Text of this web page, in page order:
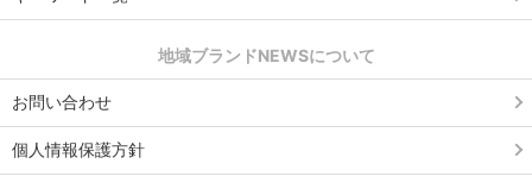
地域ブランドNEWSについて
お問い合わせ
個人情報保護方針